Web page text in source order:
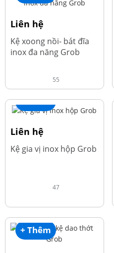
Liên hệ
Kệ xoong nồi- bát đĩa
inox đa năng Grob
55
+ Thêm
Liên hệ
Kệ gia vị inox hộp Grob
47
+ Thêm